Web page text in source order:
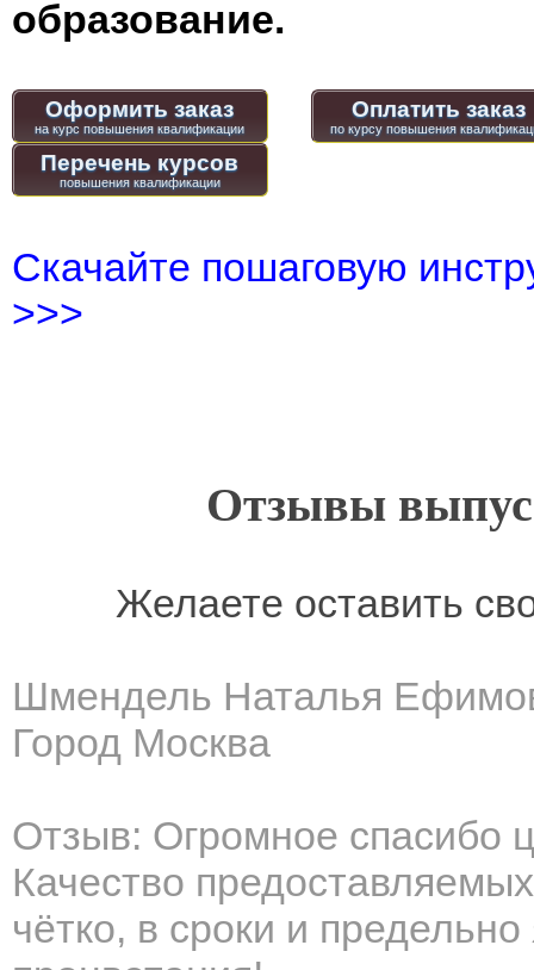
образование.
Оформить заказ Оплатить заказ
Перечень курсов
повышения квалификации
Скачайте пошаговую
>>>
Отзывы
Желаете оставить
Шмендель Наталья
Город Москва
Отзыв: Огромное спасибо
Качество
чётко, в сроки и